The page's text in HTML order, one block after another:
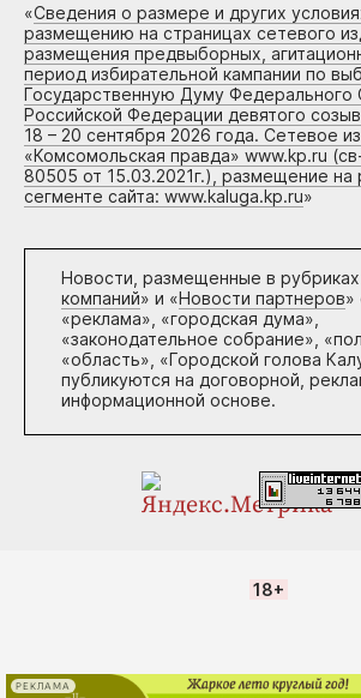
«Сведения о размере и других
размещению на страницах сетевого
размещения предвыборных,
период избирательной кампании по
Государственную Думу Федерального
Российской Федерации девятого
18 – 20 сентября 2026 года. Сетевое
«Комсомольская правда» www.kp.ru
80505 от 15.03.2021г.), размещение на
сегменте сайта: www.kaluga.kp.ru»
Новости, размещенные в рубриках
компаний» и «Новости партнеров»
«реклама», «городская дума»,
«законодательное собрание»,
«область», «Городской голова
публикуются на договорной,
информационной основе.
18+
РЕКЛАМА